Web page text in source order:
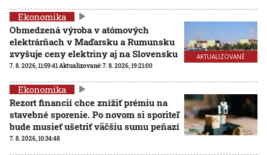
AKTUALIZOVANÉ
Ekonomika
Obmedzená výroba v atómových
elektrárňach v Maďarsku a Rumunsku
zvyšuje ceny elektriny aj na Slovensku
7. 8. 2026, 11:59:41Aktualizované:7. 8. 2026, 19:21:00
Ekonomika
Rezort financií chce znížiť prémiu na
stavebné sporenie. Po novom si sporiteľ
bude musieť ušetriť väčšiu sumu peňazí
7. 8. 2026, 10:34:48